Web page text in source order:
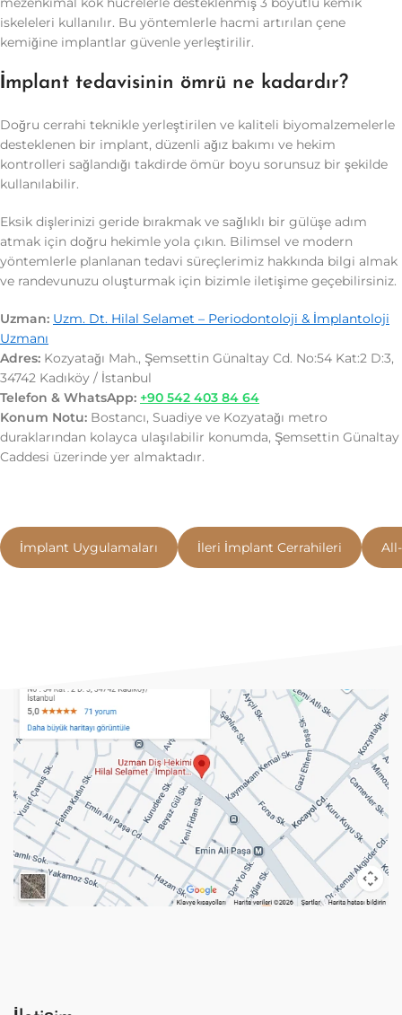
iskeleleri kullanılır. Bu yöntemlerle hacmi artırılan çene
kemiğine implantlar güvenle yerleştirilir.
İmplant tedavisinin ömrü ne kadardır?
Doğru cerrahi teknikle yerleştirilen ve kaliteli biyomalzemelerle
desteklenen bir implant, düzenli ağız bakımı ve hekim
kontrolleri sağlandığı takdirde ömür boyu sorunsuz bir şekilde
kullanılabilir.
Eksik dişlerinizi geride bırakmak ve sağlıklı bir gülüşe adım
atmak için doğru hekimle yola çıkın. Bilimsel ve modern
yöntemlerle planlanan tedavi süreçlerimiz hakkında bilgi almak
ve randevunuzu oluşturmak için bizimle iletişime geçebilirsiniz.
Uzman: Uzm. Dt. Hilal Selamet – Periodontoloji & İmplantoloji
Uzmanı
Adres: Kozyatağı Mah., Şemsettin Günaltay Cd. No:54 Kat:2 D:3,
34742 Kadıköy / İstanbul
Telefon & WhatsApp: +90 542 403 84 64
Konum Notu: Bostancı, Suadiye ve Kozyatağı metro
duraklarından kolayca ulaşılabilir konumda, Şemsettin Günaltay
Caddesi üzerinde yer almaktadır.
İmplant Uygulamaları İleri İmplant Cerrahileri